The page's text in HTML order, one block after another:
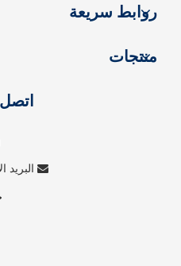
روابط سريعة
منتجات
اتصل
 البريد